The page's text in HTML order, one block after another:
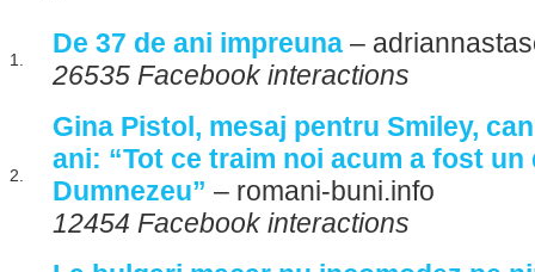
1.
De 37 de ani impreuna –
26535 Facebook interactions
2.
Gina Pistol, mesaj pentru Smiley,
ani: “Tot ce traim noi acum a fost un
Dumnezeu” – romani-buni.info
12454 Facebook interactions